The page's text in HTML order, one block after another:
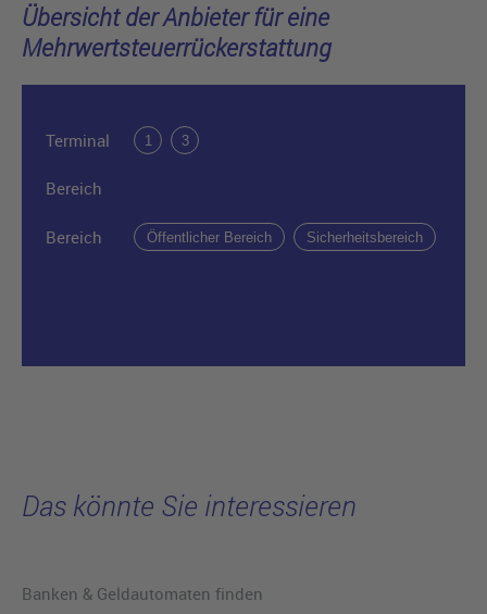
Übersicht der Anbieter für eine
Mehrwertsteuerrückerstattung
Terminal 1 3
Bereich
Bereich Öffentlicher Bereich Sicherheitsbereich
Das könnte Sie interessieren
Banken & Geldautomaten finden